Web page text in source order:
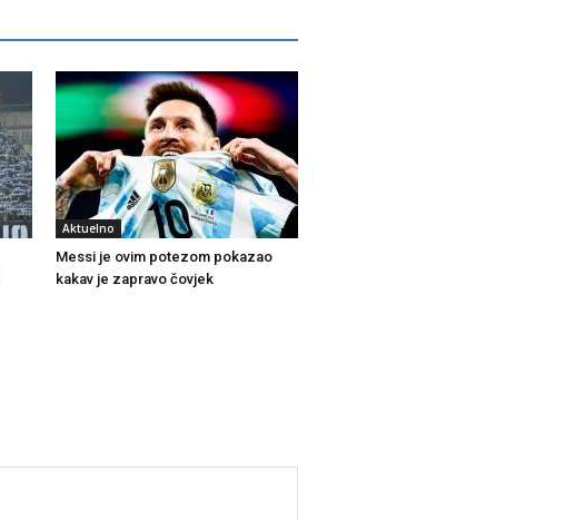
Aktuelno
Messi je ovim potezom pokazao
kakav je zapravo čovjek